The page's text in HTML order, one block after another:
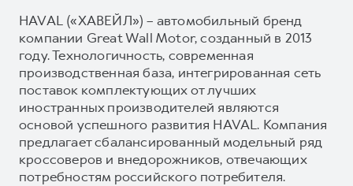
HAVAL («ХАВЕЙЛ») – автомобильный бренд
компании Great Wall Motor, созданный в 2013
году. Технологичность, современная
производственная база, интегрированная сеть
поставок комплектующих от лучших
иностранных производителей являются
основой успешного развития HAVAL. Компания
предлагает сбалансированный модельный ряд
кроссоверов и внедорожников, отвечающих
потребностям российского потребителя.